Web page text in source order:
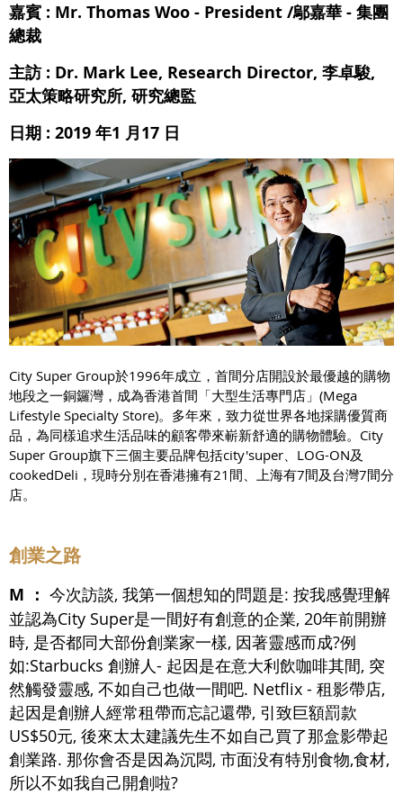
嘉賓 : Mr. Thomas Woo - President /鄔嘉華 - 集團
總裁
主訪 : Dr. Mark Lee, Research Director, 李卓駿,
亞太策略研究所, 研究總監
日期 : 2019 年1 月17 日
City Super Group於1996年成立，首間分店開設於最優越的購物
地段之一銅鑼灣，成為香港首間「大型生活專門店」(Mega
Lifestyle Specialty Store)。多年來，致力從世界各地採購優質商
品，為同樣追求生活品味的顧客帶來嶄新舒適的購物體驗。City
Super Group旗下三個主要品牌包括city'super、LOG-ON及
cookedDeli，現時分別在香港擁有21間、上海有7間及台灣7間分
店。
創業之路
M ： 今次訪談, 我第一個想知的問題是: 按我感覺理解
並認為City Super是一間好有創意的企業, 20年前開辦
時, 是否都同大部份創業家一樣, 因著靈感而成?例
如:Starbucks 創辦人- 起因是在意大利飲咖啡其間, 突
然觸發靈感, 不如自己也做一間吧. Netflix - 租影帶店,
起因是創辦人經常租帶而忘記還帶, 引致巨額罰款
US$50元, 後來太太建議先生不如自己買了那盒影帶起
創業路. 那你會否是因為沉悶, 市面没有特別食物,食材,
所以不如我自己開創啦?